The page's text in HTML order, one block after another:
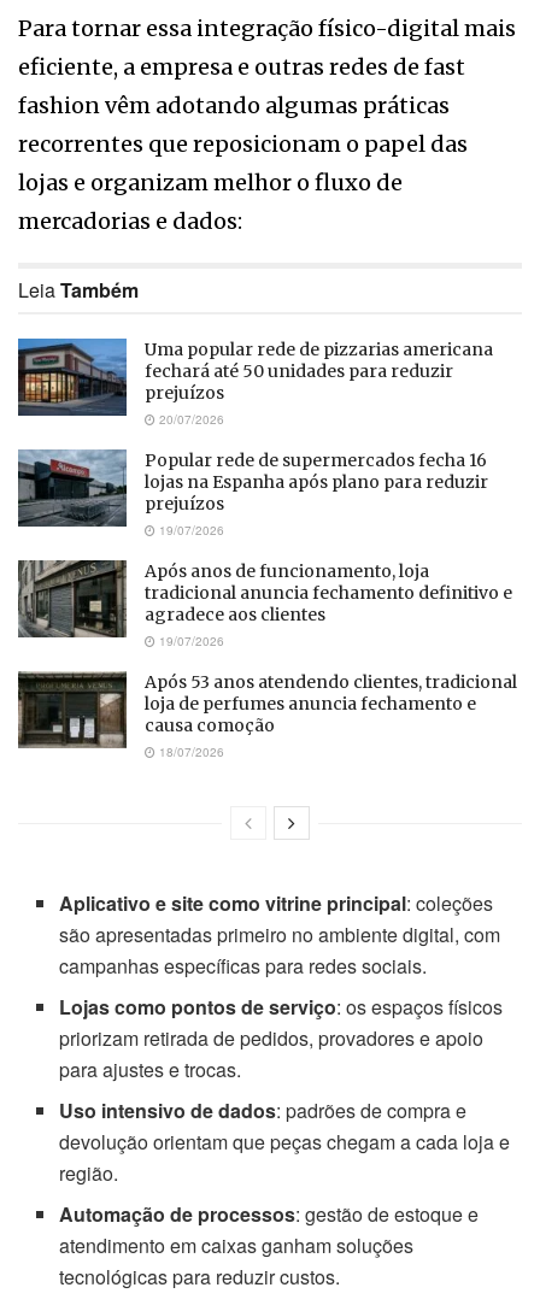
Para tornar essa integração físico-digital mais
eficiente, a empresa e outras redes de fast
fashion vêm adotando algumas práticas
recorrentes que reposicionam o papel das
lojas e organizam melhor o fluxo de
mercadorias e dados:
LeiaTambém
Uma popular rede de pizzarias americana
fechará até 50 unidades para reduzir
prejuízos
20/07/2026
Popular rede de supermercados fecha 16
lojas na Espanha após plano para reduzir
prejuízos
19/07/2026
Após anos de funcionamento, loja
tradicional anuncia fechamento definitivo e
agradece aos clientes
19/07/2026
Após 53 anos atendendo clientes, tradicional
loja de perfumes anuncia fechamento e
causa comoção
18/07/2026
Aplicativo e site como vitrine principal: coleções
são apresentadas primeiro no ambiente digital, com
campanhas específicas para redes sociais.
Lojas como pontos de serviço: os espaços físicos
priorizam retirada de pedidos, provadores e apoio
para ajustes e trocas.
Uso intensivo de dados: padrões de compra e
devolução orientam que peças chegam a cada loja e
região.
Automação de processos: gestão de estoque e
atendimento em caixas ganham soluções
tecnológicas para reduzir custos.